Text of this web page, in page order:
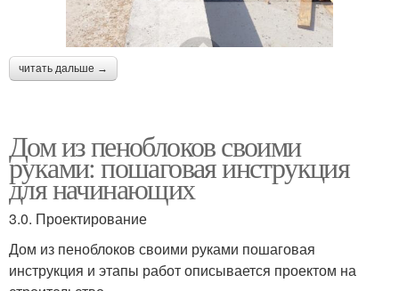
читать дальше →
Дом из пеноблоков своими
руками: пошаговая инструкция
для начинающих
3.0. Проектирование
Дом из пеноблоков своими руками пошаговая
инструкция и этапы работ описывается проектом на